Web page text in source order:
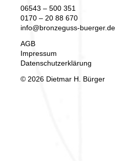
06543 – 500 351
0170 – 20 88 670
info@bronzeguss-buerger.de
AGB
Impressum
Datenschutzerklärung
© 2026 Dietmar H. Bürger